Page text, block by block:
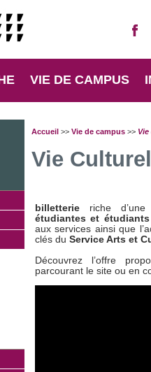
VIE DE CAMPUS
Accueil>> Vie de campus>>
Vie
billetterieriche
étudiantes et étudiants
aux services ainsi que
clés du Service Arts et
Découvrez l’offre
parcourant le site ou en